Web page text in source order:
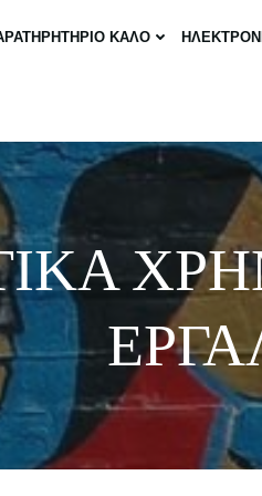
ΚΑΛΟ